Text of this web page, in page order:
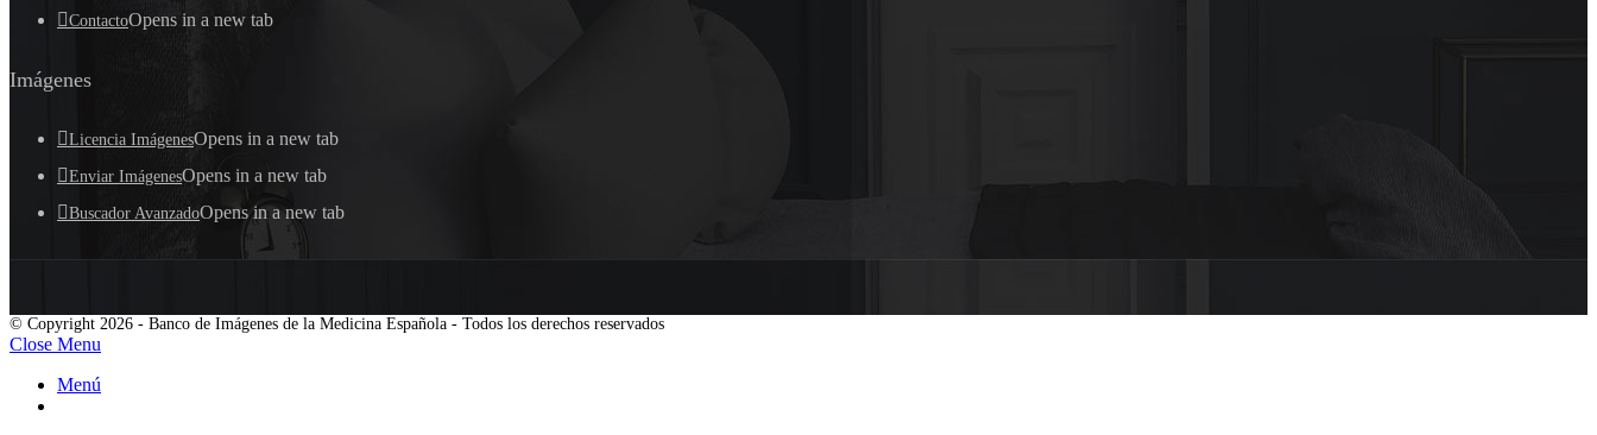
ContactoOpens in a new tab
Imágenes
Licencia ImágenesOpens in a new tab
Enviar ImágenesOpens in a new tab
Buscador AvanzadoOpens in a new tab
© Copyright 2026 - Banco de Imágenes de la Medicina Española - Todos los derechos reservados
Close Menu
Menú